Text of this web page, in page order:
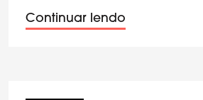
Continuar lendo